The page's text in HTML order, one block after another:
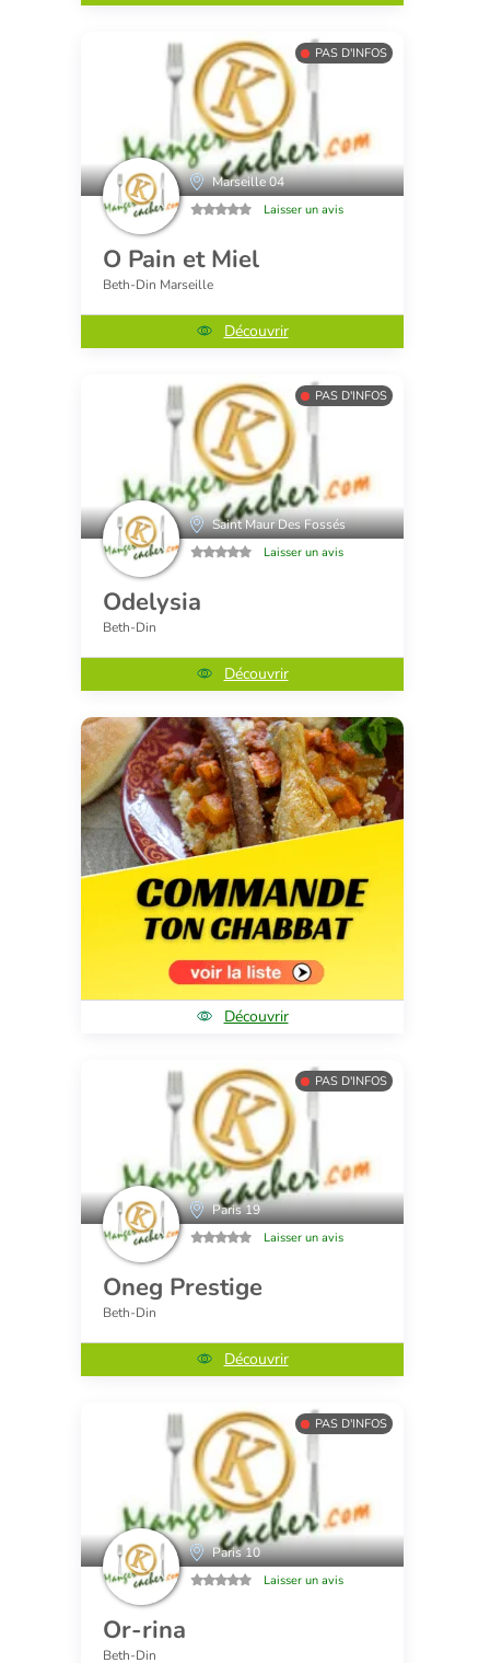
PAS D'INFOS
Marseille 04
Laisser un avis
O Pain et Miel
Beth-Din Marseille
Découvrir
PAS D'INFOS
Saint Maur Des Fossés
Laisser un avis
Odelysia
Beth-Din
Découvrir
Découvrir
PAS D'INFOS
Paris 19
Laisser un avis
Oneg Prestige
Beth-Din
Découvrir
PAS D'INFOS
Paris 10
Laisser un avis
Or-rina
Beth-Din